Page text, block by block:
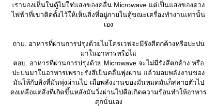
เรามองเห็นในตู้ไม่ใช่แสงของคลื่น Microwave แต่เป็นแสงของดวง
ไฟฟ้าที่เขาติดตั้งไว้ให้เห็นสิ่งที่อยู่ภายในตู้ขณะเครื่องทำงานเท่านั้น
เอง
ถาม. อาหารที่ผ่านการปรุงด้วยไมโครเวฟจะมีรังสีตกค้างหรือปะปน
มาในอาหารหรือไม่
ตอบ. อาหารที่ผ่านการปรุงด้วย Microwave จะไม่มีรังสีตกค้าง หรือ
ปะปนมาในอาหารเพราะรังสีเป็นคลื่นพุ่งผ่าน แล้วมอบพลังงานของ
มันให้กับสิ่งที่มันพุ่งผ่านไป เมื่อพลังงานของมันหมดมันก็สลายตัวไป
คงเหลือแต่สิ่งที่เกิดขึ้นหลังมันวิ่งผ่านไปคือเกิดความร้อนทำให้อาหาร
สุกนั่นเอง